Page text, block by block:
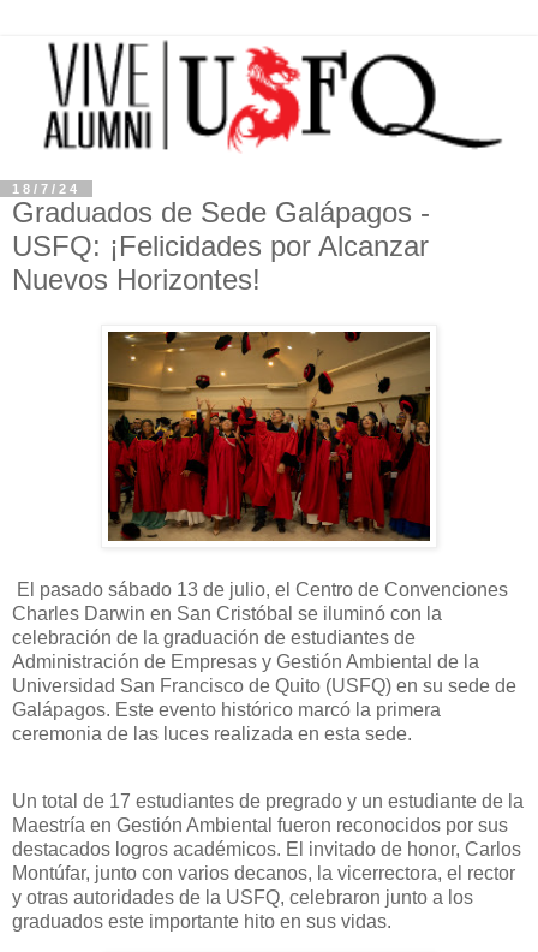
18/7/24
Graduados de Sede Galápagos -
USFQ: ¡Felicidades por Alcanzar
Nuevos Horizontes!
El pasado sábado 13 de julio, el Centro de Convenciones
Charles Darwin en San Cristóbal se iluminó con la
celebración de la graduación de estudiantes de
Administración de Empresas y Gestión Ambiental de la
Universidad San Francisco de Quito (USFQ) en su sede de
Galápagos. Este evento histórico marcó la primera
ceremonia de las luces realizada en esta sede.
Un total de 17 estudiantes de pregrado y un estudiante de la
Maestría en Gestión Ambiental fueron reconocidos por sus
destacados logros académicos. El invitado de honor, Carlos
Montúfar, junto con varios decanos, la vicerrectora, el rector
y otras autoridades de la USFQ, celebraron junto a los
graduados este importante hito en sus vidas.